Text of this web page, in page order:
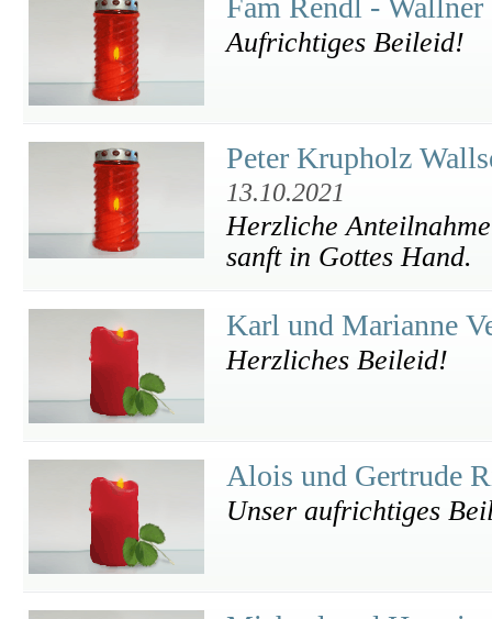
Fam Rendl -
Aufrichtiges Beileid!
Peter Krupholz
13.10.2021
Herzliche
sanft in Gottes Hand.
Karl und Marianne
Herzliches Beileid!
Alois und Gertrude
Unser aufrichtiges